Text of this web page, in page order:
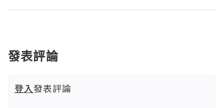
發表評論
登入發表評論